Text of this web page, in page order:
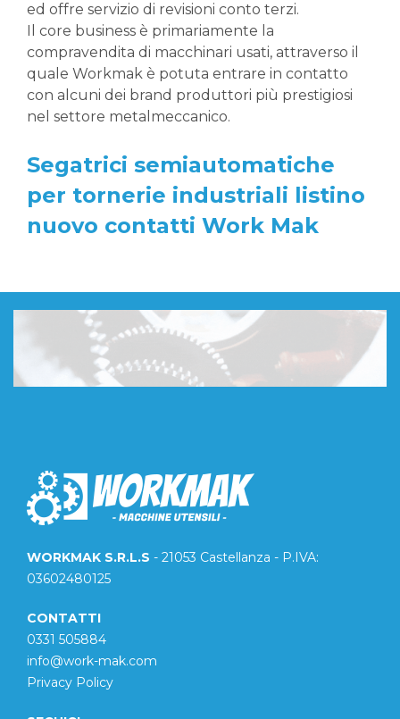
ed offre servizio di revisioni conto terzi.
Il core business è primariamente la
compravendita di macchinari usati, attraverso il
quale Workmak è potuta entrare in contatto
con alcuni dei brand produttori più prestigiosi
nel settore metalmeccanico.
Segatrici semiautomatiche
per tornerie industriali listino
nuovo contatti Work Mak
WORKMAK S.R.L.S - 21053 Castellanza - P.IVA:
03602480125
CONTATTI
0331 505884
info@work-mak.com
Privacy Policy